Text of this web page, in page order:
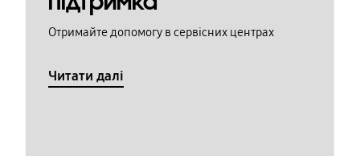
Отримайте допомогу в сервісних центрах
Читати далі